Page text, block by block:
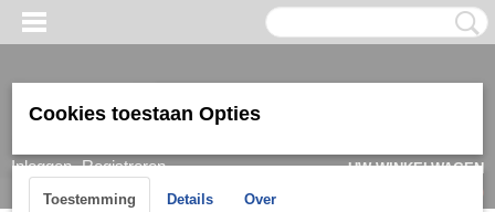
Inloggen Registreren
UW WINKELWAGEN
(0)
Cookies toestaan Opties
Toestemming Details Over